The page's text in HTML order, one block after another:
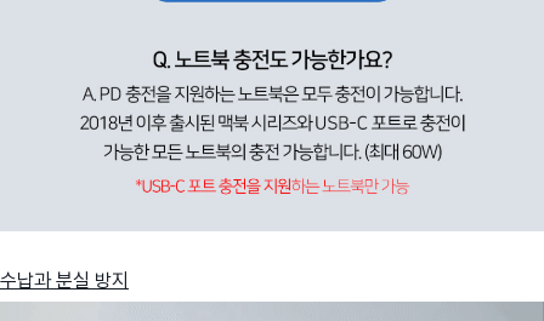
수납과 분실 방지